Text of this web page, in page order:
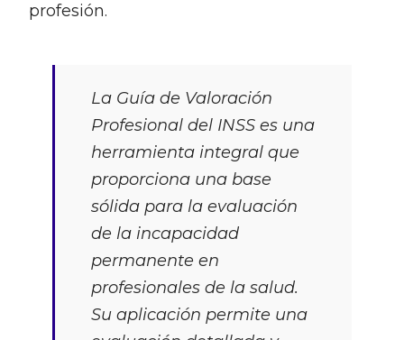
profesión.
La Guía de Valoración
Profesional del INSS es una
herramienta integral que
proporciona una base
sólida para la evaluación
de la incapacidad
permanente en
profesionales de la salud.
Su aplicación permite una